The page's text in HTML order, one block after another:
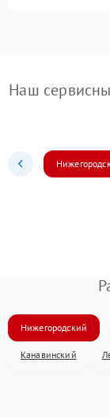
Наш
Нижегородский
Канавинский